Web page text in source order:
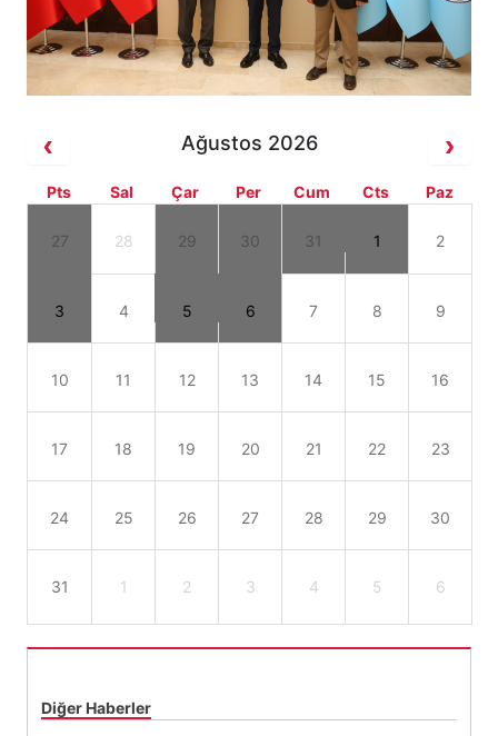
Ağustos 2026
Pts Sal Çar Per Cum Cts Paz
27 28 29 30 31 1 2
3 4 5 6 7 8 9
10 11 12 13 14 15 16
17 18 19 20 21 22 23
24 25 26 27 28 29 30
31 1 2 3 4 5 6
Diğer Haberler